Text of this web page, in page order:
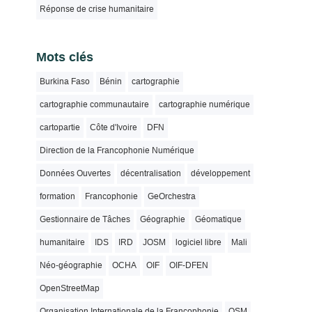
Réponse de crise humanitaire
Mots clés
Burkina Faso Bénin cartographie
cartographie communautaire cartographie numérique
cartopartie Côte d'Ivoire DFN
Direction de la Francophonie Numérique
Données Ouvertes décentralisation développement
formation Francophonie GeOrchestra
Gestionnaire de Tâches Géographie Géomatique
humanitaire IDS IRD JOSM logiciel libre Mali
Néo-géographie OCHA OIF OIF-DFEN
OpenStreetMap